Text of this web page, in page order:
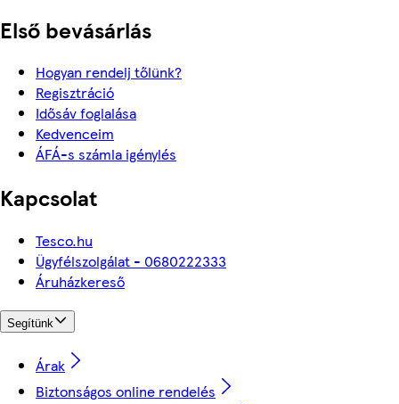
Első bevásárlás
Hogyan rendelj tőlünk?
Regisztráció
Idősáv foglalása
Kedvenceim
ÁFÁ-s számla igénylés
Kapcsolat
Tesco.hu
Ügyfélszolgálat - 0680222333
Áruházkereső
Segítünk
Árak
Biztonságos online rendelés